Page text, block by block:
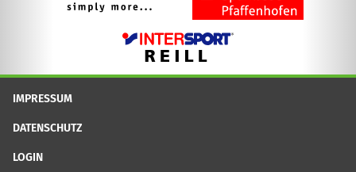
IMPRESSUM
DATENSCHUTZ
LOGIN